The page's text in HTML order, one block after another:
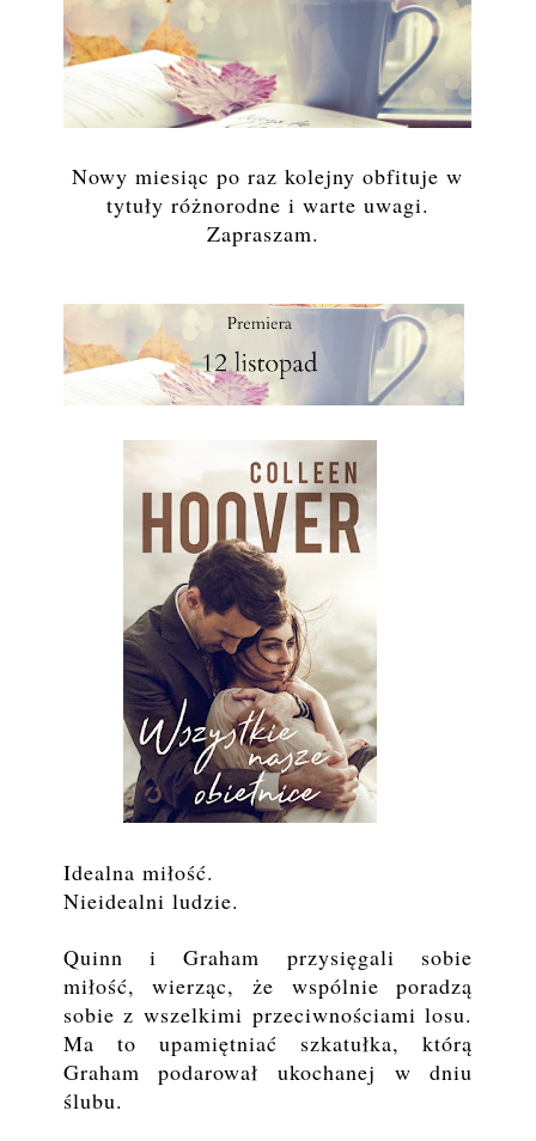
Nowy miesiąc po raz kolejny obfituje w
tytuły różnorodne i warte uwagi.
Zapraszam.
Idealna miłość.
Nieidealni ludzie.
Quinn i Graham przysięgali sobie
miłość, wierząc, że wspólnie poradzą
sobie z wszelkimi przeciwnościami losu.
Ma to upamiętniać szkatułka, którą
Graham podarował ukochanej w dniu
ślubu.